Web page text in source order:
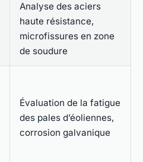
Analyse des aciers
haute résistance,
microfissures en zone
de soudure
Évaluation de la fatigue
des pales d’éoliennes,
corrosion galvanique